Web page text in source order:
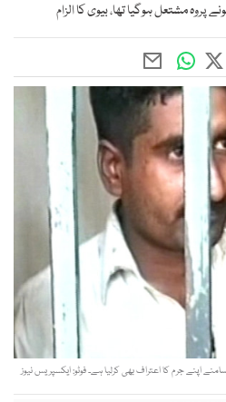
پروہ مشتعل ہوگیا تھا، بیوی کا الزام
اپنے جرم کا اعتراف بھی کرلیا ہے۔ فوٹو: ایکسپریس نیوز